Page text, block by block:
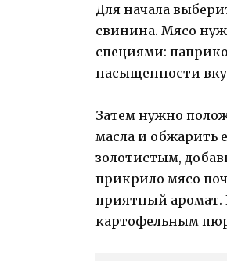
Для начала
свинина. Мясо
специями:
насыщенности
Затем нужно
масла и обжарить
золотистым,
прикрило мясо
приятный аромат.
картофельным